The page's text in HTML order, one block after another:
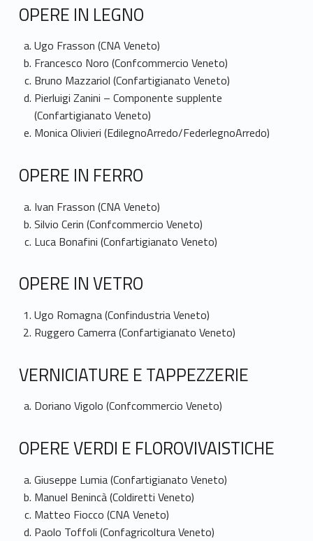
o
n
i
s
e
t
t
o
r
i
a
l
OPERE IN LEGNO
Ugo Frasson (CNA Veneto)
Francesco Noro (Confcommercio Veneto)
Bruno Mazzariol (Confartigianato Veneto)
Pierluigi Zanini – Componente supplente
(Confartigianato Veneto)
Monica Olivieri (EdilegnoArredo/FederlegnoArredo)
OPERE IN FERRO
Ivan Frasson (CNA Veneto)
Silvio Cerin (Confcommercio Veneto)
Luca Bonafini (Confartigianato Veneto)
OPERE IN VETRO
Ugo Romagna (Confindustria Veneto)
Ruggero Camerra (Confartigianato Veneto)
VERNICIATURE E TAPPEZZERIE
Doriano Vigolo (Confcommercio Veneto)
OPERE VERDI E FLOROVIVAISTICHE
Giuseppe Lumia (Confartigianato Veneto)
Manuel Benincà (Coldiretti Veneto)
Matteo Fiocco (CNA Veneto)
Paolo Toffoli (Confagricoltura Veneto)